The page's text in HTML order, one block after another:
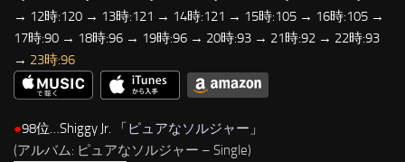
→ 12時:120 → 13時:121 → 14時:121 → 15時:105 → 16時:105 →
17時:90 → 18時:96 → 19時:96 → 20時:93 → 21時:92 → 22時:93
→ 23時:96
●98位…Shiggy Jr. 「ピュアなソルジャー 」
(アルバム: ピュアなソルジャー – Single)